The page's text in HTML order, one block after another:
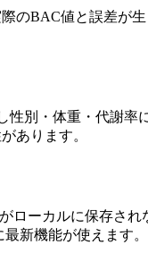
のBAC値と誤差が
別・体重・代謝率
あります。
ーカルに保存され
新機能が使えます。